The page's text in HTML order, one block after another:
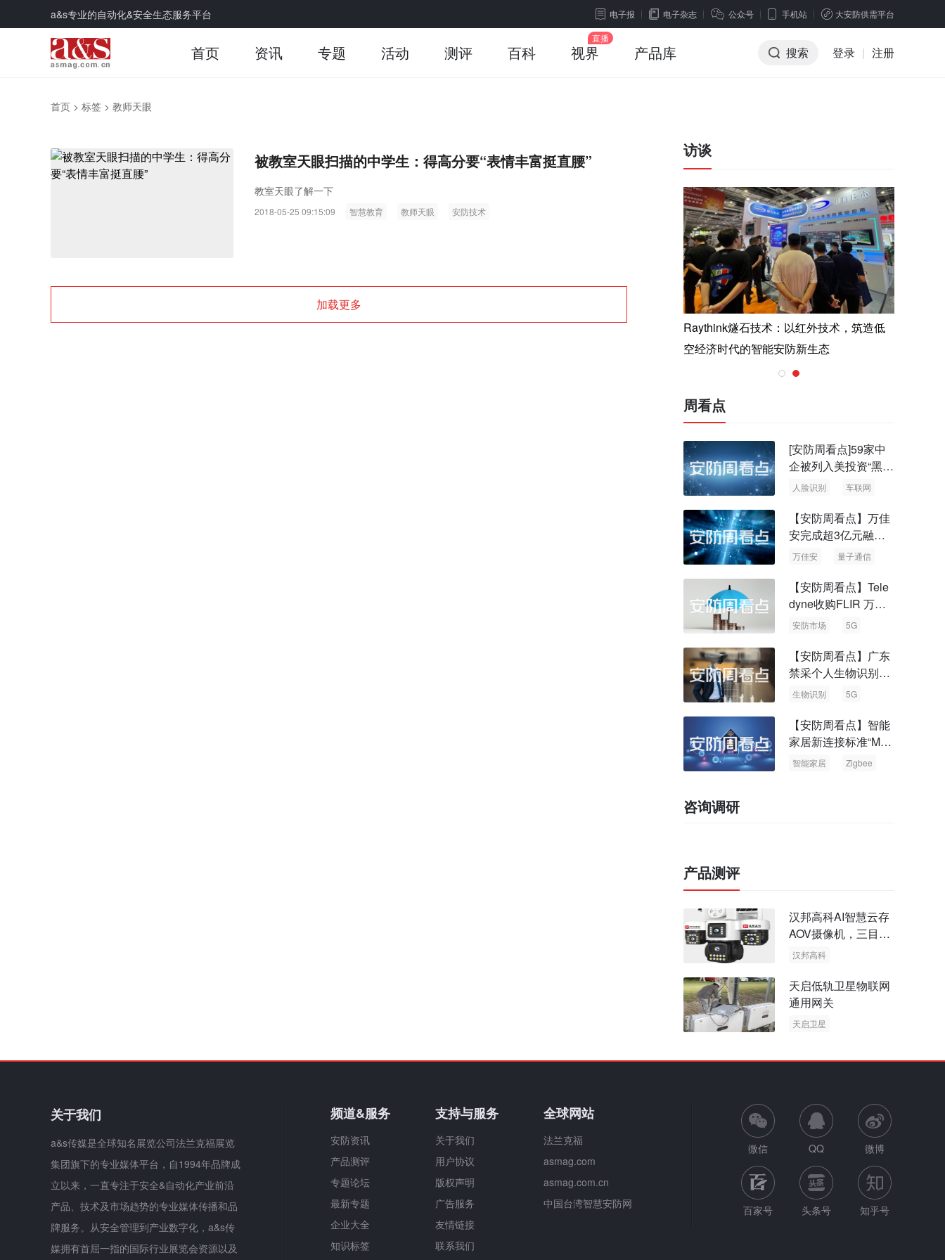
a&s专业的自动化&安全生态服务平台 电子报 电子杂志 公众号 手机站 大安防供需平台
首页 资讯 专题 活动 测评 百科 视界 产品库 搜索 登录 | 注册
首页 > 标签 > 教师天眼
被教室天眼扫描的中学生：得高分要“表情丰富挺直腰”
教室天眼了解一下
2018-05-25 09:15:09 智慧教育 教师天眼 安防技术
加载更多
访谈
Raythink燧石技术：以红外技术，筑造低 智联航空：无人机赋能应急救援与医疗运
Raythink燧石技术：以红外技术，筑造低
空经济时代的智能安防新生态
周看点
[安防周看点]59家中
企被列入美投资“黑名
单” 中国信通院启动
人脸识别 车联网
【安防周看点】万佳
安完成超3亿元融资
国内首批量子通信标
万佳安 量子通信
【安防周看点】Tele
dyne收购FLIR 万物
云新品牌“万御安防”
安防市场 5G
【安防周看点】广东
禁采个人生物识别信
息 中国5G基站占全
生物识别 5G
【安防周看点】智能
家居新连接标准“Matt
er” Zigbee联盟更名
智能家居 Zigbee
咨询调研
产品测评
汉邦高科AI智慧云存
AOV摄像机，三目太
阳能多摄球机
汉邦高科
太阳能多摄球机
天启低轨卫星物联网
通用网关
天启卫星
关于我们
a&s传媒是全球知名展览公司法兰克福展览
集团旗下的专业媒体平台，自1994年品牌成
立以来，一直专注于安全&自动化产业前沿
产品、技术及市场趋势的专业媒体传播和品
牌服务。从安全管理到产业数字化，a&s传
媒拥有首屈一指的国际行业展览会资源以及
频道&服务
安防资讯
产品测评
专题论坛
最新专题
企业大全
知识标签
支持与服务
关于我们
用户协议
版权声明
广告服务
友情链接
联系我们
全球网站
法兰克福
asmag.com
asmag.com.cn
中国台湾智慧安防网
微信 QQ 微博
百家号 头条号 知乎号